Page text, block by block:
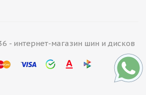
- интернет-магазин шин и дисков